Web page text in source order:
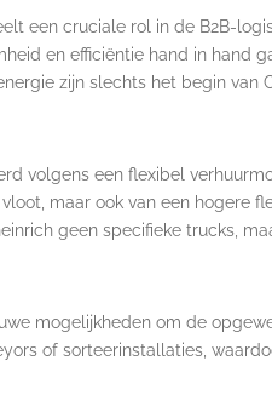
een cruciale rol in de B2B-
en efficiëntie hand in hand
zijn slechts het begin van
volgens een flexibel
maar ook van een hogere
geen specifieke trucks,
mogelijkheden om de
of sorteerinstallaties,